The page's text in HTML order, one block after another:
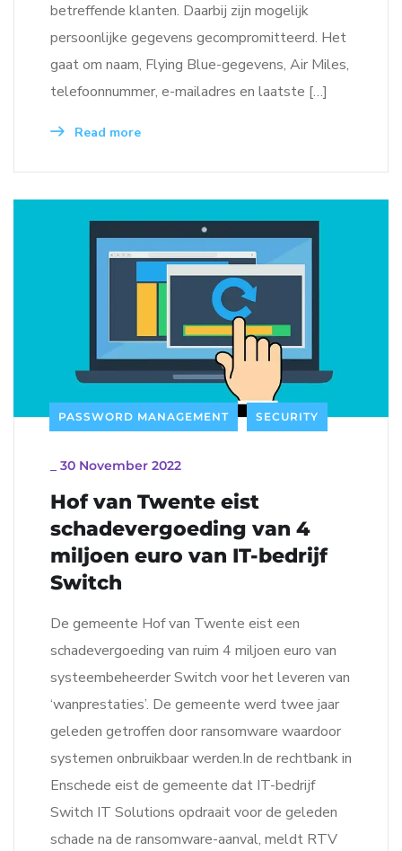
betreffende klanten. Daarbij zijn mogelijk
persoonlijke gegevens gecompromitteerd. Het
gaat om naam, Flying Blue-gegevens, Air Miles,
telefoonnummer, e-mailadres en laatste […]
Read more
PASSWORD MANAGEMENT SECURITY
30 November 2022
Hof van Twente eist
schadevergoeding van 4
miljoen euro van IT-bedrijf
Switch
De gemeente Hof van Twente eist een
schadevergoeding van ruim 4 miljoen euro van
systeembeheerder Switch voor het leveren van
‘wanprestaties’. De gemeente werd twee jaar
geleden getroffen door ransomware waardoor
systemen onbruikbaar werden.In de rechtbank in
Enschede eist de gemeente dat IT-bedrijf
Switch IT Solutions opdraait voor de geleden
schade na de ransomware-aanval, meldt RTV